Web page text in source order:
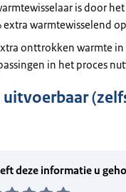
is door
extra warmtewisselend
onttrokken warmte
in het proces
uitvoerbaar